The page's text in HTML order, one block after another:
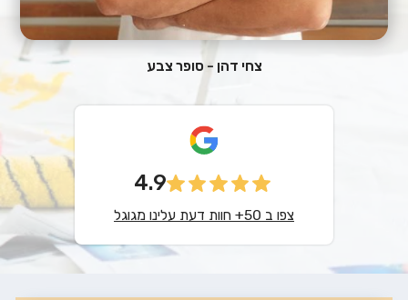
צחי דהן - סופר צבע
4.9
צפו ב 50+ חוות דעת עלינו מגוגל